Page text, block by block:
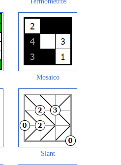
Mosaico
Slant